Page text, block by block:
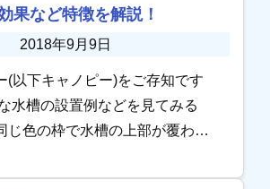
果など特徴を解説！
2018年9月9日
(以下キャノピー)をご存知です
水槽の設置例などを見てみる
じ色の枠で水槽の上部が覆われ
。 その囲いがキャノピーです。